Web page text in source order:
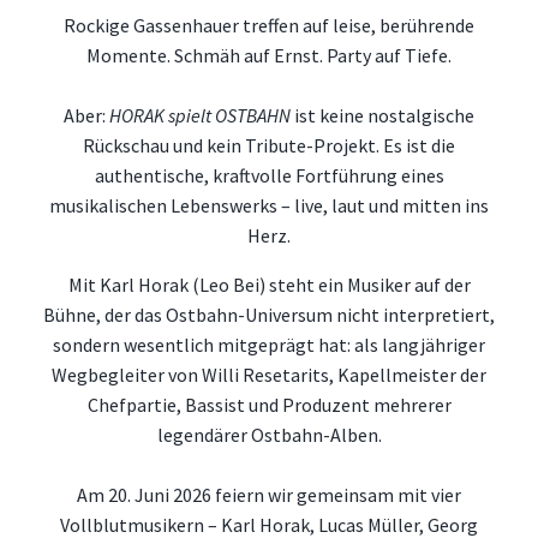
Rockige Gassenhauer treffen auf leise, berührende
Momente. Schmäh auf Ernst. Party auf Tiefe.
Aber: HORAK spielt OSTBAHN ist keine nostalgische
Rückschau und kein Tribute-Projekt. Es ist die
authentische, kraftvolle Fortführung eines
musikalischen Lebenswerks – live, laut und mitten ins
Herz.
Mit Karl Horak (Leo Bei) steht ein Musiker auf der
Bühne, der das Ostbahn-Universum nicht interpretiert,
sondern wesentlich mitgeprägt hat: als langjähriger
Wegbegleiter von Willi Resetarits, Kapellmeister der
Chefpartie, Bassist und Produzent mehrerer
legendärer Ostbahn-Alben.
Am 20. Juni 2026 feiern wir gemeinsam mit vier
Vollblutmusikern – Karl Horak, Lucas Müller, Georg